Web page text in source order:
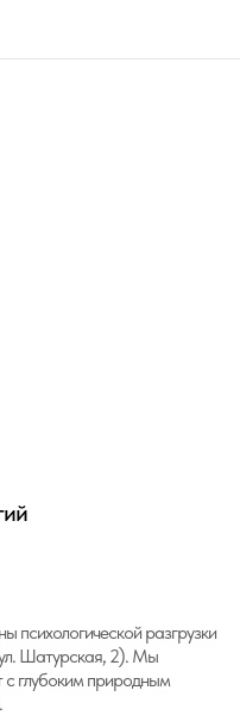
психологической разгрузки
Шатурская, 2). Мы
с глубоким природным